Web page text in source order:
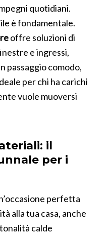
quotidiani.
è fondamentale.
offre soluzioni di
e ingressi,
passaggio comodo,
per chi ha carichi
vuole muoversi
il
per i
perfetta
alla tua casa, anche
calde